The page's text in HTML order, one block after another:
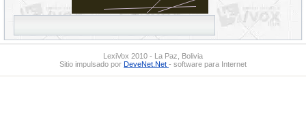
LexiVox 2010 - La Paz, Bolivia
Sitio impulsado por DeveNet.Net - software para Internet